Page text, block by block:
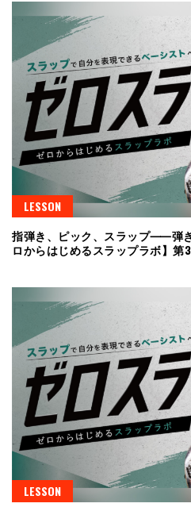
LESSON
指弾き、ピック、スラップ⸺弾
ロからはじめるスラップラボ】第
LESSON